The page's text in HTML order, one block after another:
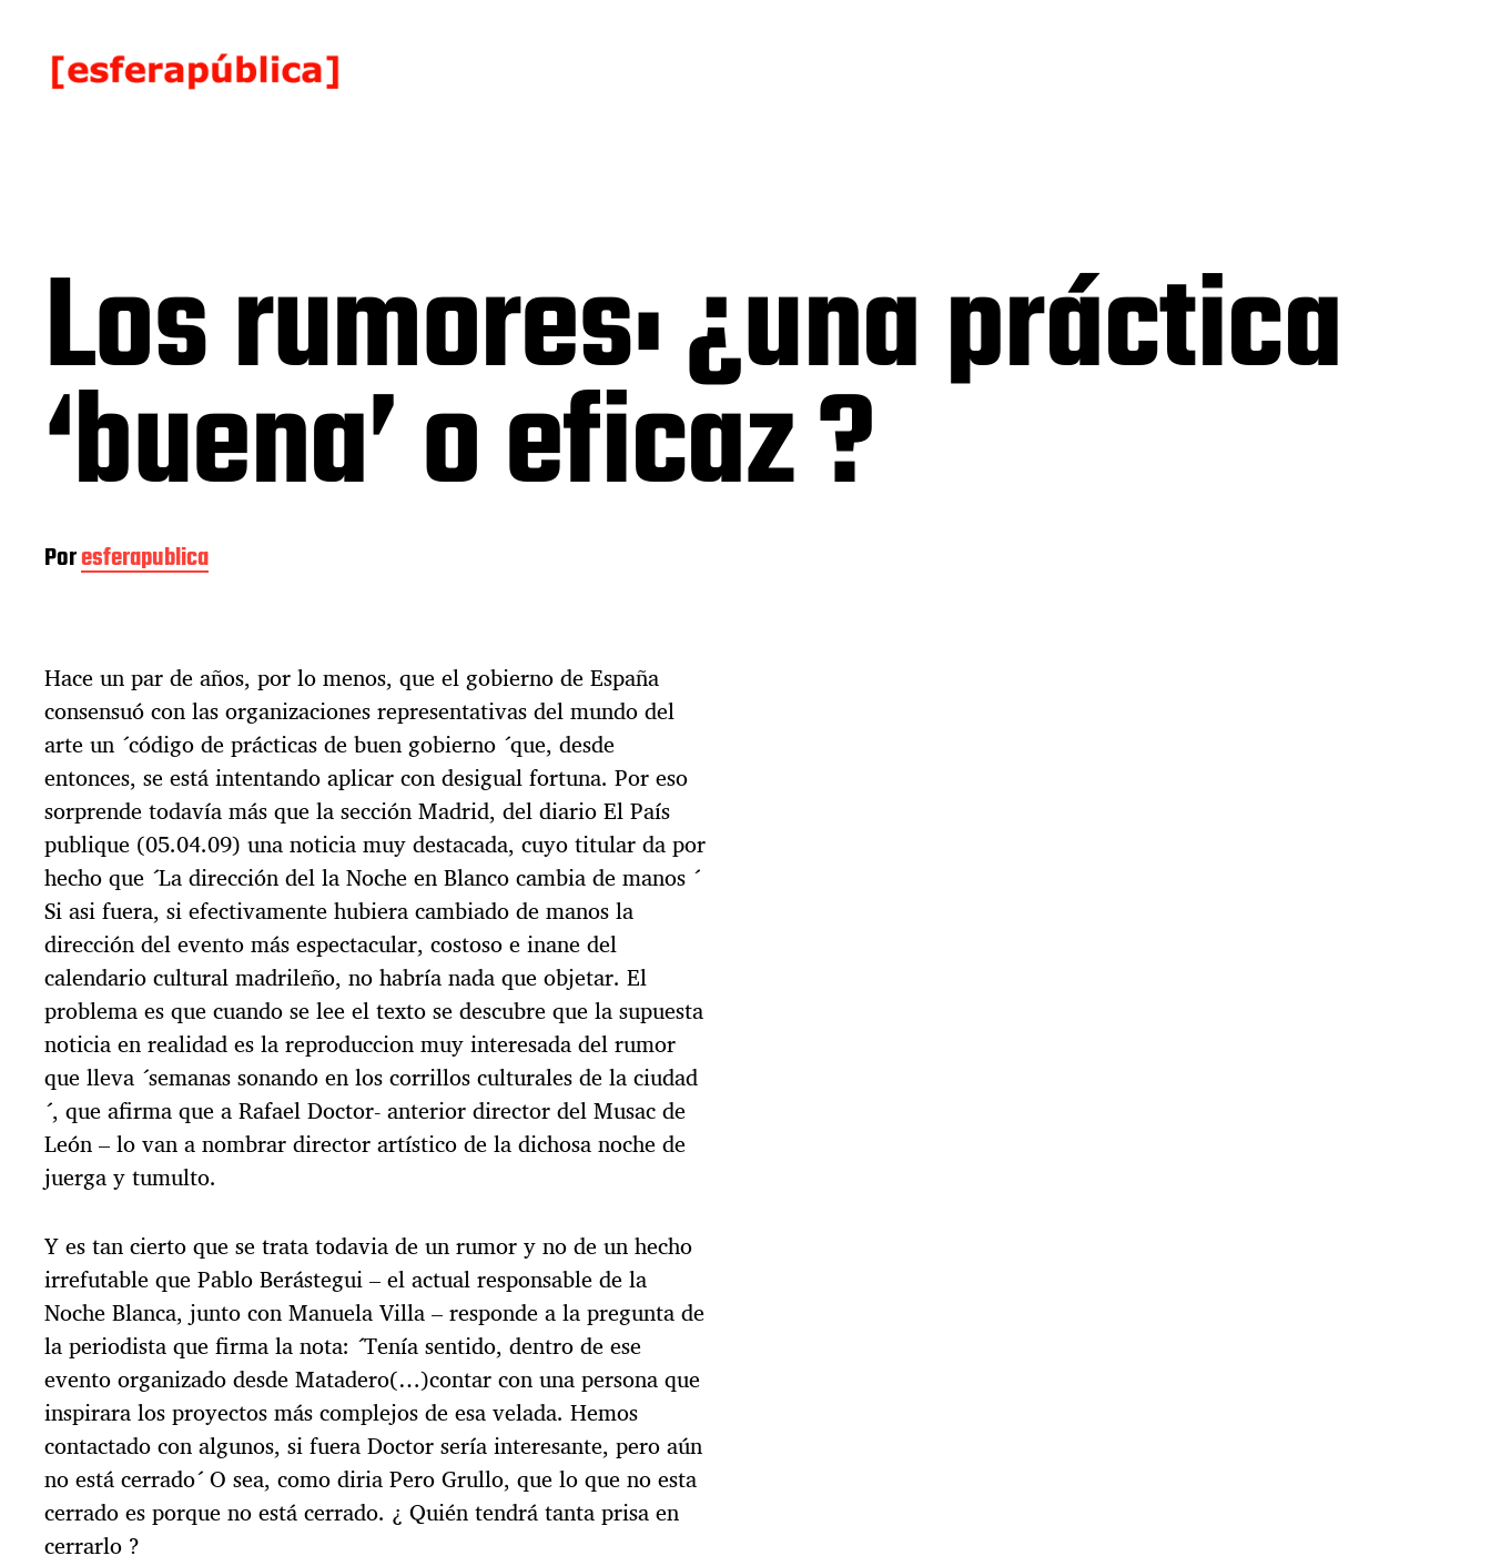
Los rumores: ¿una práctica
‘buena’ o eficaz ?
Poresferapublica
Hace un par de años, por lo menos, que el gobierno de España
consensuó con las organizaciones representativas del mundo del
arte un ´código de prácticas de buen gobierno ´que, desde
entonces, se está intentando aplicar con desigual fortuna. Por eso
sorprende todavía más que la sección Madrid, del diario El País
publique (05.04.09) una noticia muy destacada, cuyo titular da por
hecho que ´La dirección del la Noche en Blanco cambia de manos ´
Si asi fuera, si efectivamente hubiera cambiado de manos la
dirección del evento más espectacular, costoso e inane del
calendario cultural madrileño, no habría nada que objetar. El
problema es que cuando se lee el texto se descubre que la supuesta
noticia en realidad es la reproduccion muy interesada del rumor
que lleva ´semanas sonando en los corrillos culturales de la ciudad
´, que afirma que a Rafael Doctor- anterior director del Musac de
León – lo van a nombrar director artístico de la dichosa noche de
juerga y tumulto.
Y es tan cierto que se trata todavia de un rumor y no de un hecho
irrefutable que Pablo Berástegui – el actual responsable de la
Noche Blanca, junto con Manuela Villa – responde a la pregunta de
la periodista que firma la nota: ´Tenía sentido, dentro de ese
evento organizado desde Matadero(…)contar con una persona que
inspirara los proyectos más complejos de esa velada. Hemos
contactado con algunos, si fuera Doctor sería interesante, pero aún
no está cerrado´ O sea, como diria Pero Grullo, que lo que no esta
cerrado es porque no está cerrado. ¿ Quién tendrá tanta prisa en
cerrarlo ?